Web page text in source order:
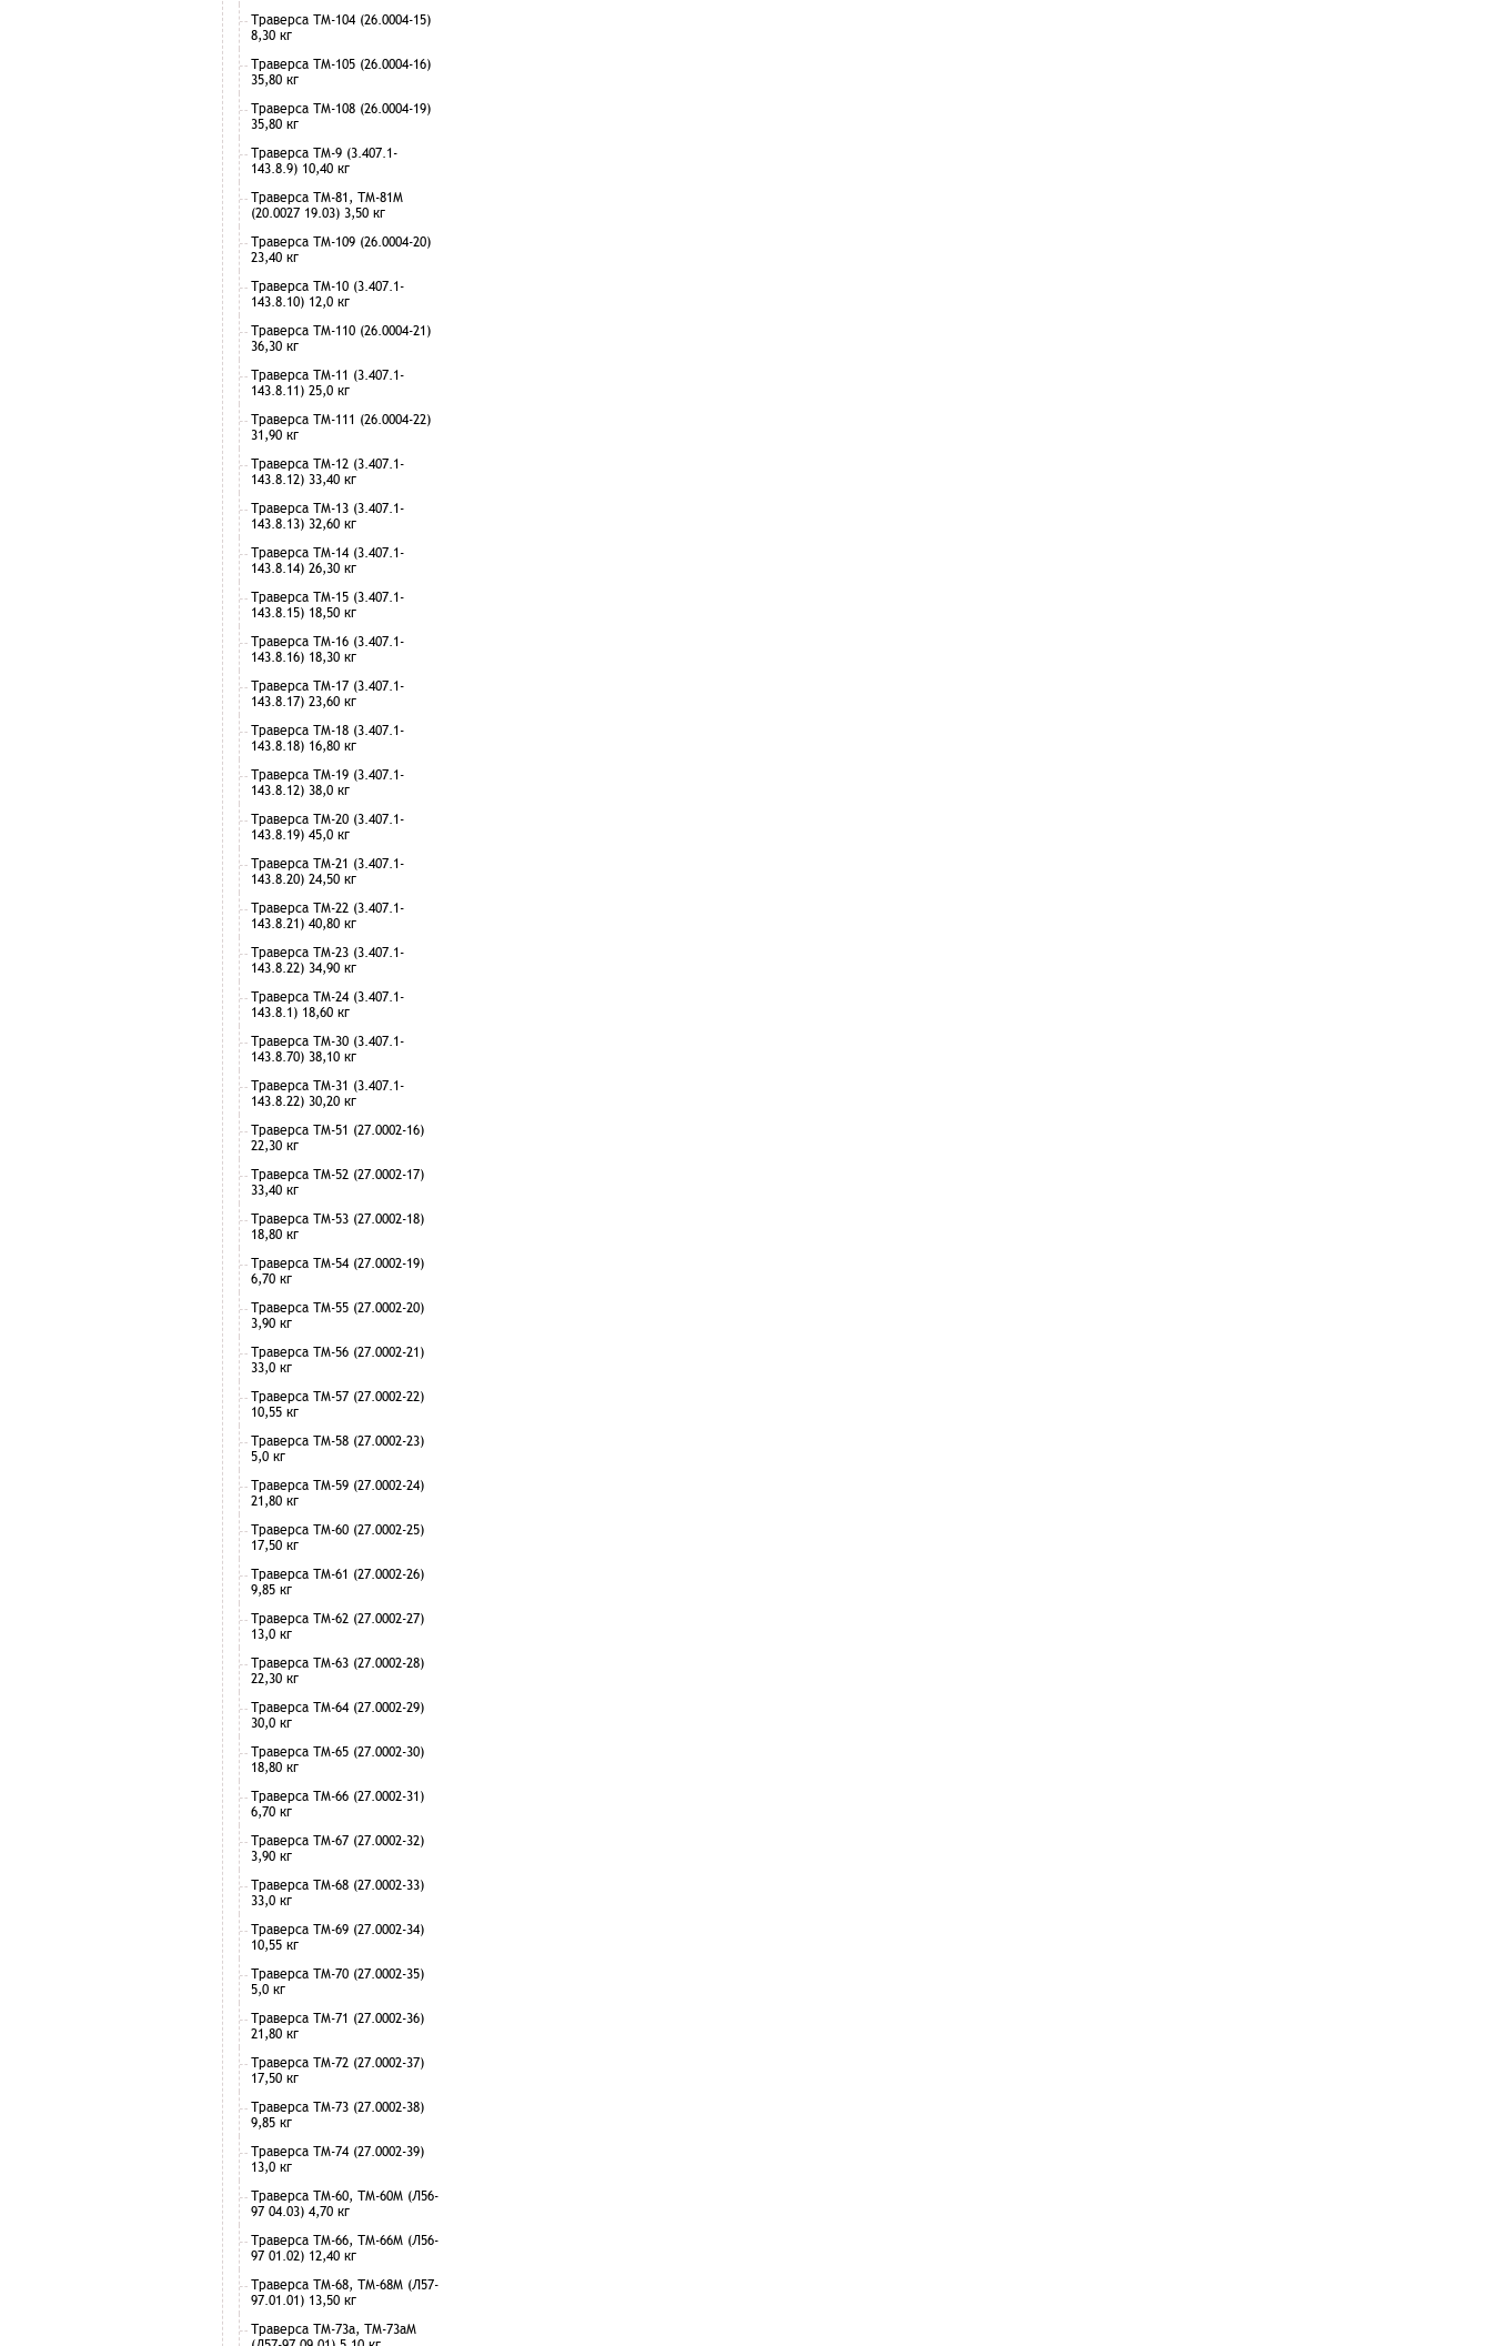
Траверса ТМ-104 (26.0004-15)
8,30 кг
Траверса ТМ-105 (26.0004-16)
35,80 кг
Траверса ТМ-108 (26.0004-19)
35,80 кг
Траверса ТМ-9 (3.407.1-
143.8.9) 10,40 кг
Траверса ТМ-81, ТМ-81М
(20.0027 19.03) 3,50 кг
Траверса ТМ-109 (26.0004-20)
23,40 кг
Траверса ТМ-10 (3.407.1-
143.8.10) 12,0 кг
Траверса ТМ-110 (26.0004-21)
36,30 кг
Траверса ТМ-11 (3.407.1-
143.8.11) 25,0 кг
Траверса ТМ-111 (26.0004-22)
31,90 кг
Траверса ТМ-12 (3.407.1-
143.8.12) 33,40 кг
Траверса ТМ-13 (3.407.1-
143.8.13) 32,60 кг
Траверса ТМ-14 (3.407.1-
143.8.14) 26,30 кг
Траверса ТМ-15 (3.407.1-
143.8.15) 18,50 кг
Траверса ТМ-16 (3.407.1-
143.8.16) 18,30 кг
Траверса ТМ-17 (3.407.1-
143.8.17) 23,60 кг
Траверса ТМ-18 (3.407.1-
143.8.18) 16,80 кг
Траверса ТМ-19 (3.407.1-
143.8.12) 38,0 кг
Траверса ТМ-20 (3.407.1-
143.8.19) 45,0 кг
Траверса ТМ-21 (3.407.1-
143.8.20) 24,50 кг
Траверса ТМ-22 (3.407.1-
143.8.21) 40,80 кг
Траверса ТМ-23 (3.407.1-
143.8.22) 34,90 кг
Траверса ТМ-24 (3.407.1-
143.8.1) 18,60 кг
Траверса ТМ-30 (3.407.1-
143.8.70) 38,10 кг
Траверса ТМ-31 (3.407.1-
143.8.22) 30,20 кг
Траверса ТМ-51 (27.0002-16)
22,30 кг
Траверса ТМ-52 (27.0002-17)
33,40 кг
Траверса ТМ-53 (27.0002-18)
18,80 кг
Траверса ТМ-54 (27.0002-19)
6,70 кг
Траверса ТМ-55 (27.0002-20)
3,90 кг
Траверса ТМ-56 (27.0002-21)
33,0 кг
Траверса ТМ-57 (27.0002-22)
10,55 кг
Траверса ТМ-58 (27.0002-23)
5,0 кг
Траверса ТМ-59 (27.0002-24)
21,80 кг
Траверса ТМ-60 (27.0002-25)
17,50 кг
Траверса ТМ-61 (27.0002-26)
9,85 кг
Траверса ТМ-62 (27.0002-27)
13,0 кг
Траверса ТМ-63 (27.0002-28)
22,30 кг
Траверса ТМ-64 (27.0002-29)
30,0 кг
Траверса ТМ-65 (27.0002-30)
18,80 кг
Траверса ТМ-66 (27.0002-31)
6,70 кг
Траверса ТМ-67 (27.0002-32)
3,90 кг
Траверса ТМ-68 (27.0002-33)
33,0 кг
Траверса ТМ-69 (27.0002-34)
10,55 кг
Траверса ТМ-70 (27.0002-35)
5,0 кг
Траверса ТМ-71 (27.0002-36)
21,80 кг
Траверса ТМ-72 (27.0002-37)
17,50 кг
Траверса ТМ-73 (27.0002-38)
9,85 кг
Траверса ТМ-74 (27.0002-39)
13,0 кг
Траверса ТМ-60, ТМ-60М (Л56-
97 04.03) 4,70 кг
Траверса ТМ-66, ТМ-66М (Л56-
97 01.02) 12,40 кг
Траверса ТМ-68, ТМ-68М (Л57-
97.01.01) 13,50 кг
Траверса ТМ-73а, ТМ-73аМ